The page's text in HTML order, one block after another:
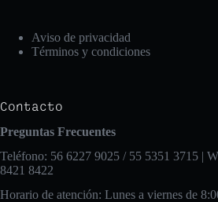
Aviso de privacidad
Términos y condiciones
Contacto
Preguntas Frecuentes
Teléfono: 56 6227 9025 / 55 5351 3715 |
8421 8422
Horario de atención: Lunes a viernes de